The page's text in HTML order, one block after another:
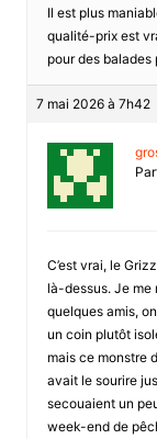
Il est plus
qualité-prix est
pour des
7 mai 2026 à 7h42
C’est vrai, le
là-dessus. Je me
quelques amis,
un coin plutôt
mais ce monstre
avait le sourire
secouaient un
week-end de